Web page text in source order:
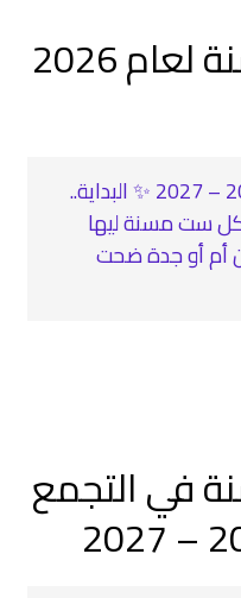
جليسة لسيدة مسنة لعام 2026
جليسة لسيدة مسنة لعام 2026 – 2027 ✨ البداية..
ست مسنة ليها
أم أو جدة ضحت
في التجمع